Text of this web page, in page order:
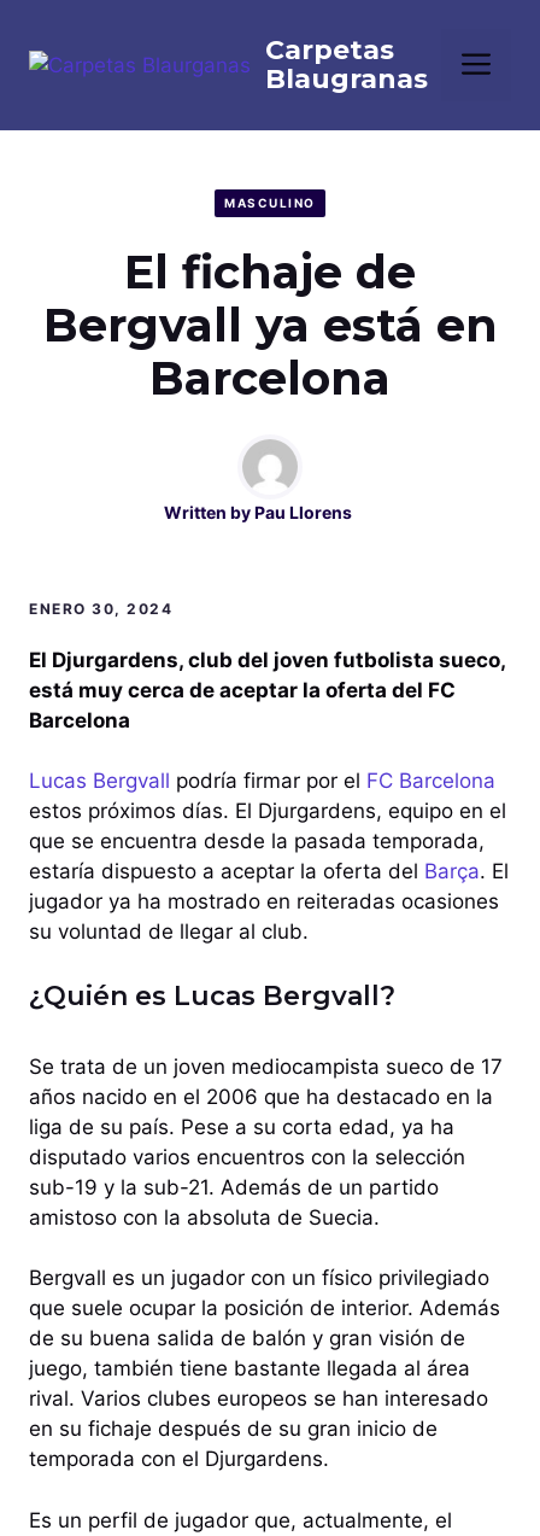
contenido
MASCULINO
El fichaje de
Bergvall ya está en
Barcelona
Written byPau Llorens
ENERO 30, 2024
El Djurgardens, club del joven futbolista sueco,
está muy cerca de aceptar la oferta del FC
Barcelona
Lucas Bergvall podría firmar por el FC Barcelona
estos próximos días. El Djurgardens, equipo en el
que se encuentra desde la pasada temporada,
estaría dispuesto a aceptar la oferta del Barça. El
jugador ya ha mostrado en reiteradas ocasiones
su voluntad de llegar al club.
¿Quién es Lucas Bergvall?
Se trata de un joven mediocampista sueco de 17
años nacido en el 2006 que ha destacado en la
liga de su país. Pese a su corta edad, ya ha
disputado varios encuentros con la selección
sub-19 y la sub-21. Además de un partido
amistoso con la absoluta de Suecia.
Bergvall es un jugador con un físico privilegiado
que suele ocupar la posición de interior. Además
de su buena salida de balón y gran visión de
juego, también tiene bastante llegada al área
rival. Varios clubes europeos se han interesado
en su fichaje después de su gran inicio de
temporada con el Djurgardens.
Es un perfil de jugador que, actualmente, el